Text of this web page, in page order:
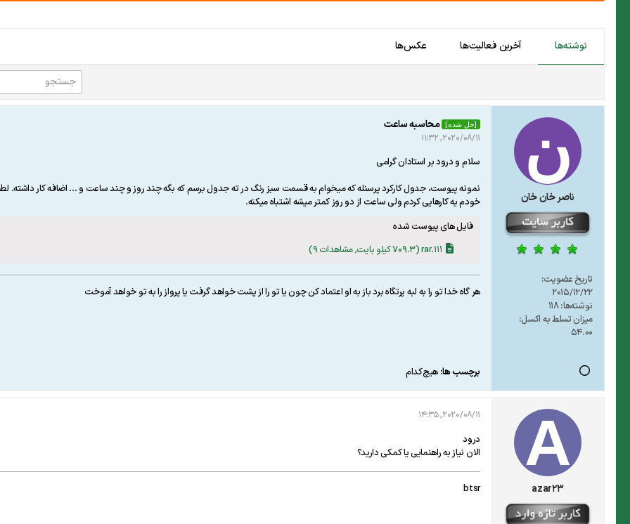
نوشته‌ها آخرین فعالیت‌ها عکس‌ها
ناصر خان خان
تاریخ عضویت:
2015/12/22
نوشته‌ها:118
میزان تسلط به اکسل:
54.00
[حل شده] محاسبه ساعت
2020/08/11, 11:32
سلام و درود بر استادان گرامی
نمونه پیوست، جدول کارکرد پرسنله که میخوام به قسمت سبز رنگ در ته جدول برسم که بگه چند روز و چند ساعت و ... اضافه کار داشته.
خودم یه کارهایی کردم ولی ساعت از دو روز کمتر میشه اشتباه میکنه.
فایل های پیوست شده
111.rar
(709.3 کیلو بایت, مشاهدات 9)
هر گاه خدا تو را به لبه پرتگاه برد باز به او اعتماد کن چون يا تو را از پشت خواهد گرفت يا پرواز را به تو خواهد آموخت
برچسب ها: هیچ‌کدام
azar23
2020/08/11, 14:35
درود
الان نیاز به راهنمایی یا کمکی دارید؟
btsr